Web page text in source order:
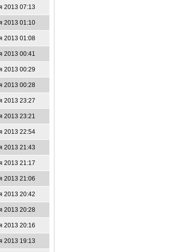
2013 07:13
2013 01:10
2013 01:08
2013 00:41
2013 00:29
2013 00:28
2013 23:27
2013 23:21
2013 22:54
2013 21:43
2013 21:17
2013 21:06
2013 20:42
2013 20:28
2013 20:16
2013 19:13